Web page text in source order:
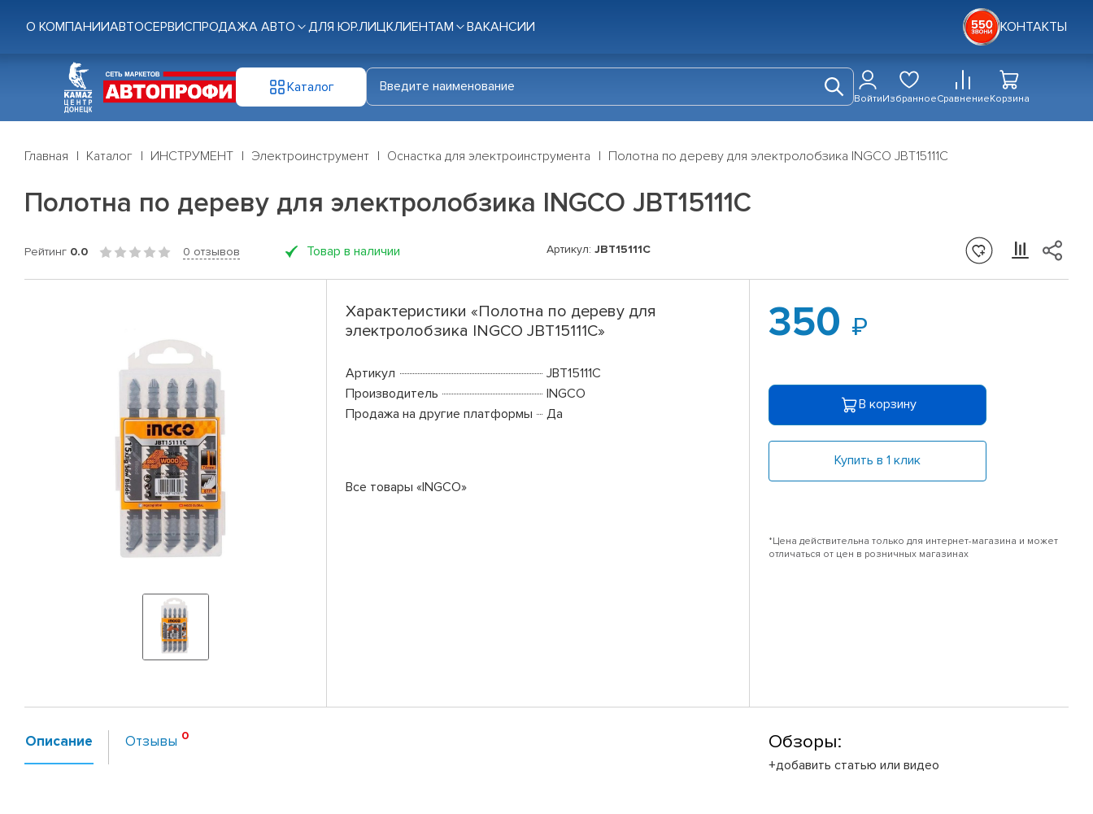
О КОМПАНИИАВТОСЕРВИСПРОДАЖА АВТО ДЛЯ ЮР.ЛИЦКЛИЕНТАМ ВАКАНСИИ КОНТАКТЫ
Каталог
ВойтиИзбранноеСравнениеКорзина
Главная Каталог ИНСТРУМЕНТ Электроинструмент Оснастка для электроинструмента Полотна по дереву для электролобзика INGCO JBT15111C
Полотна по дереву для электролобзика INGCO JBT15111C
Рейтинг 0.0 0 отзывов Товар в наличии Артикул: JBT15111C
Характеристики «Полотна по дереву для
электролобзика INGCO JBT15111C»
Артикул
JBT15111C
Производитель
INGCO
Продажа на другие платформы
Да
Все товары «INGCO»
350
В корзину
Купить в 1 клик
*Цена действительна только для интернет-магазина и может
отличаться от цен в розничных магазинах
Описание Отзывы Обзоры:
+добавить статью или видео